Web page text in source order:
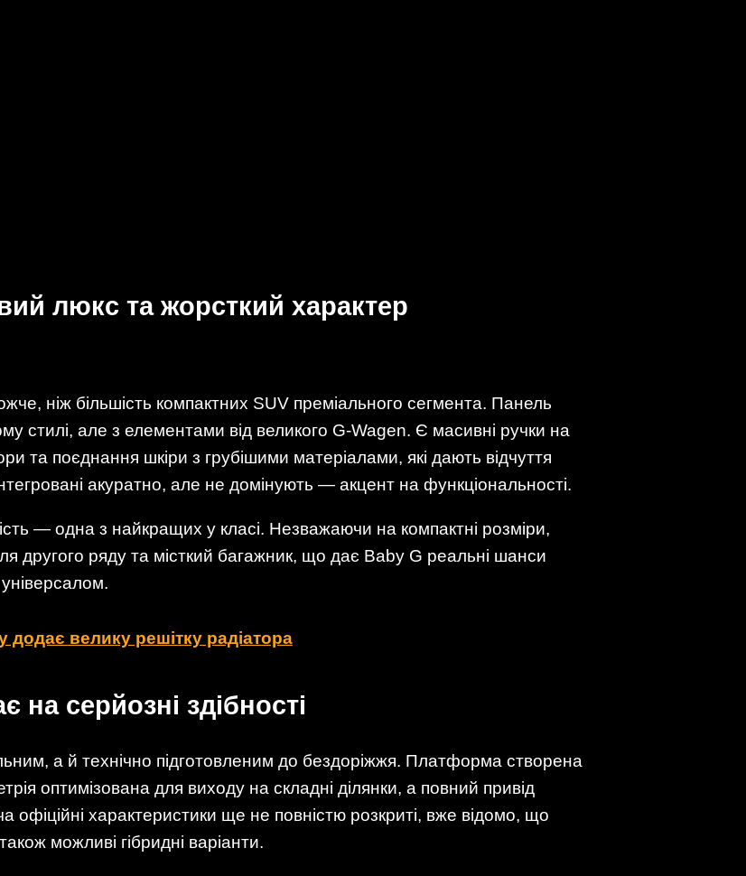
люкс та жорсткий характер
ніж більшість компактних SUV преміального сегмента. Панель
стилі, але з елементами від великого G-Wagen. Є масивні ручки на
та поєднання шкіри з грубішими матеріалами, які дають відчуття
акуратно, але не домінують — акцент на функціональності.
— одна з найкращих у класі. Незважаючи на компактні розміри,
другого ряду та місткий багажник, що дає Baby G реальні шанси
додає велику решітку радіатора
на серйозні здібності
а й технічно підготовленим до бездоріжжя. Платформа створена
оптимізована для виходу на складні ділянки, а повний привід
характеристики ще не повністю розкриті, вже відомо, що
можливі гібридні варіанти.